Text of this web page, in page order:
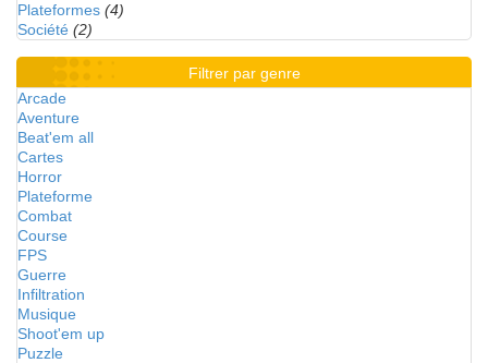
Plateformes (4)
Société (2)
Filtrer par genre
Arcade
Aventure
Beat'em all
Cartes
Horror
Plateforme
Combat
Course
FPS
Guerre
Infiltration
Musique
Shoot'em up
Puzzle